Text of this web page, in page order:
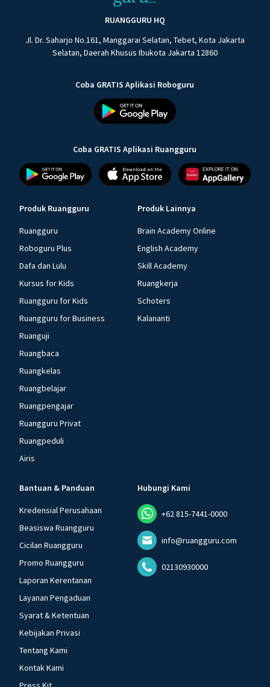
RUANGGURU HQ
Jl. Dr. Saharjo No.161, Manggarai Selatan, Tebet, Kota Jakarta
Selatan, Daerah Khusus Ibukota Jakarta 12860
Coba GRATIS Aplikasi Roboguru
Coba GRATIS Aplikasi Ruangguru
Produk Ruangguru
Ruangguru
Roboguru Plus
Dafa dan Lulu
Kursus for Kids
Ruangguru for Kids
Ruangguru for Business
Ruanguji
Ruangbaca
Ruangkelas
Ruangbelajar
Ruangpengajar
Ruangguru Privat
Ruangpeduli
Airis
Produk Lainnya
Brain Academy Online
English Academy
Skill Academy
Ruangkerja
Schoters
Kalananti
Bantuan & Panduan
Kredensial Perusahaan
Beasiswa Ruangguru
Cicilan Ruangguru
Promo Ruangguru
Laporan Kerentanan
Layanan Pengaduan
Syarat & Ketentuan
Kebijakan Privasi
Tentang Kami
Kontak Kami
Hubungi Kami
+62 815-7441-0000
info@ruangguru.com
02130930000